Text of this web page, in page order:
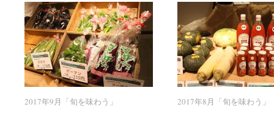
2017年9月「旬を味わう」
2017年9月「旬を味わう」 2017年8月「旬を味わう」
2017年8月「旬を味わう」